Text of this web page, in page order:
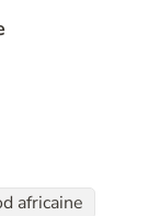
africaine